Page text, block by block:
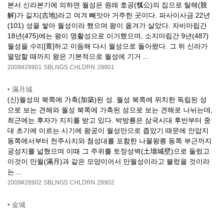
본서 신라본기에 의하면 월성은 원래 호공(瓠公)의 집으로 탈해(脫
解)가 길지(吉地)라고 여겨 빼앗아 거주한 곳이다. 파사이사금 22년
(101) 성을 쌓아 월성이라 했으며 왕이 옮겨가 살았다. 자비마립간
18년(475)에는 왕이 명활성으로 이거했으며, 소지마립간 9년(487)
월성을 수리[葺]하고 이듬해 다시 월성으로 돌아왔다. 그 뒤 신라가
멸망할 때까지 왕은 기본적으로 월성에 기거 ...
2009#28901 SBLNGS CHLDRN 28901
• 滿月城
(신)월성의 북쪽에 가축(加築)된 성. 월성 북쪽에 위치한 독립된 성
으로 보는 견해와 월성 북쪽에 가축된 성으로 보는 견해로 나뉘는데,
최근에는 후자가 지지를 받고 있다. 박방룡은 삼국시대 후반부터 중
대 초기에 이르는 시기에 왕궁이 월성만으로 좁았기 때문에 안압지
동쪽에서부터 천주사지와 첨성대를 포함한 나물왕릉 동쪽 부근까지
궁성지를 넓혔으며 이때 그 주위를 토장성벽(土墻城壁)으로 둘렀고
이것이 만월(滿月)과 같은 모양이어서 만월성이라고 불렀을 것이라
는 ...
2009#28902 SBLNGS CHLDRN 28902
• 金城